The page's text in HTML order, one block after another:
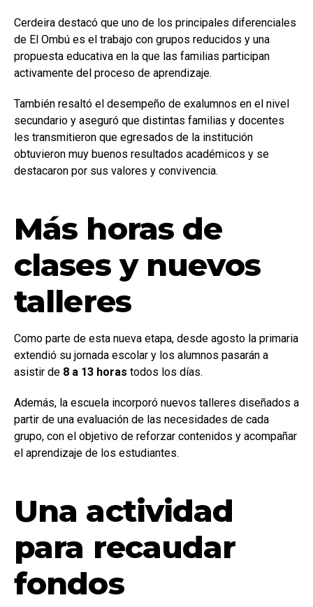
Cerdeira destacó que uno de los principales diferenciales
de El Ombú es el trabajo con grupos reducidos y una
propuesta educativa en la que las familias participan
activamente del proceso de aprendizaje.
También resaltó el desempeño de exalumnos en el nivel
secundario y aseguró que distintas familias y docentes
les transmitieron que egresados de la institución
obtuvieron muy buenos resultados académicos y se
destacaron por sus valores y convivencia.
Más horas de
clases y nuevos
talleres
Como parte de esta nueva etapa, desde agosto la primaria
extendió su jornada escolar y los alumnos pasarán a
asistir de 8 a 13 horas todos los días.
Además, la escuela incorporó nuevos talleres diseñados a
partir de una evaluación de las necesidades de cada
grupo, con el objetivo de reforzar contenidos y acompañar
el aprendizaje de los estudiantes.
Una actividad
para recaudar
fondos